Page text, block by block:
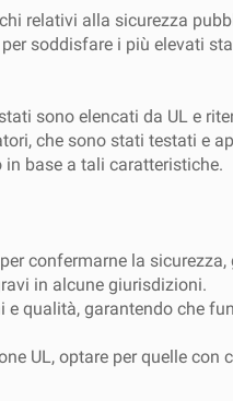
relativi alla sicurezza
soddisfare i più elevati
sono elencati da UL e
che sono stati testati e
base a tali caratteristiche.
confermarne la
in ​​alcune giurisdizioni.
qualità, garantendo che
UL, optare per quelle